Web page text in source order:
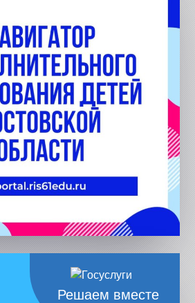
Решаем вместе